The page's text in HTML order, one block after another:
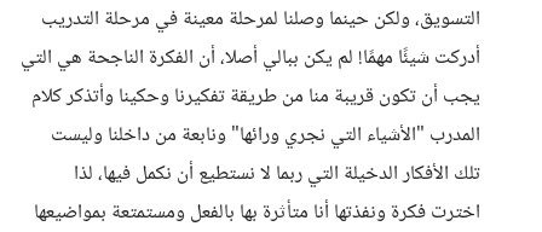
التسويق، ولكن حينما وصلنا لمرحلة معينة في مرحلة التدريب
أدركت شيئًا مهمًا! لم يكن ببالي أصلا، أن الفكرة الناجحة هي التي
يجب أن تكون قريبة منا من طريقة تفكيرنا وحكينا وأتذكر كلام
المدرب "الأشياء التي نجري ورائها" ونابعة من داخلنا وليست
تلك الأفكار الدخيلة التي ربما لا نستطيع أن نكمل فيها، لذا
اخترت فكرة ونفذتها أنا متأثرة بها بالفعل ومستمتعة بمواضيعها